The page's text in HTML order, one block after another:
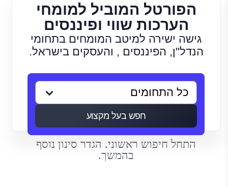
הפורטל המוביל למומחי
הערכות שווי ופיננסים
גישה ישירה למיטב המומחים בתחומי
הנדל"ן, הפיננסים , והעסקים בישראל.
חפש בעל מקצוע
התחל חיפוש ראשוני. הגדר סינון נוסף
בהמשך.